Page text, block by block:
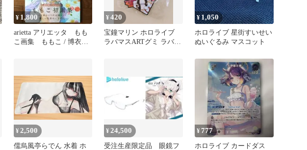
¥ 1,800
arietta アリエッタ もも
こ画集 ももこ / 博衣こ
¥420
宝鐘マリン ホロライブ
ラバマスARTグミ ラバー
¥1,050
ホロライブ 星街すいせい
ぬいぐるみ マスコット
¥ 2,500
儒烏風亭らでん 水着 ホ
¥ 24,500
受注生産限定品 眼鏡フ
¥ 777
ホロライブ カードダス